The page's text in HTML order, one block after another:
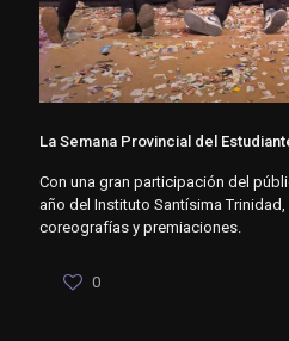
La Semana Provincial del
Con una gran participación del
año del Instituto Santísima
coreografías y premiaciones.
0